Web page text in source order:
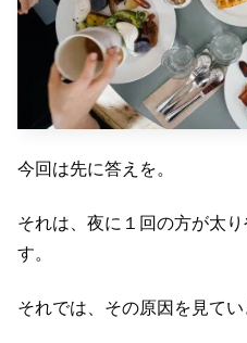
今回は先に答えを。
それは、夜に１回の方が太
す。
それでは、その原因を見てい